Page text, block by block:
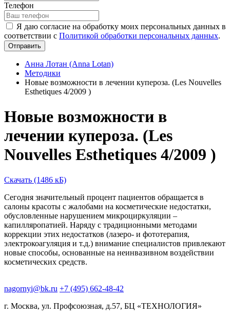
Телефон
Я даю согласие на обработку моих персональных данных в
соответствии с Политикой обработки персональных данных.
Отправить
Анна Лотан (Anna Lotan)
Методики
Новые возможности в лечении купероза. (Les Nouvelles
Esthetiques 4/2009 )
Новые возможности в
лечении купероза. (Les
Nouvelles Esthetiques 4/2009 )
Скачать (1486 кБ)
Сегодня значительный процент пациентов обращается в
салоны красоты с жалобами на косметические недостатки,
обусловленные нарушением микроциркуляции –
капилляропатией. Наряду с традиционными методами
коррекции этих недостатков (лазеро- и фототерапия,
электрокоагуляция и т.д.) внимание специалистов привлекают
новые способы, основанные на неинвазивном воздействии
косметических средств.
nagornyi@bk.ru +7 (495) 662-48-42
г. Москва, ул. Профсоюзная, д.57, БЦ «ТЕХНОЛОГИЯ»